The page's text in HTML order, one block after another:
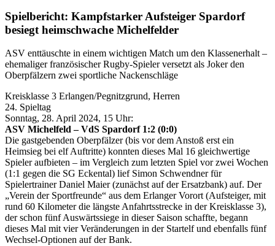
Spielbericht: Kampfstarker Aufsteiger Spardorf
besiegt heimschwache Michelfelder
ASV enttäuschte in einem wichtigen Match um den Klassenerhalt –
ehemaliger französischer Rugby-Spieler versetzt als Joker den
Oberpfälzern zwei sportliche Nackenschläge
Kreisklasse 3 Erlangen/Pegnitzgrund, Herren
24. Spieltag
Sonntag, 28. April 2024, 15 Uhr:
ASV Michelfeld – VdS Spardorf 1:2 (0:0)
Die gastgebenden Oberpfälzer (bis vor dem Anstoß erst ein
Heimsieg bei elf Auftritte) konnten dieses Mal 16 gleichwertige
Spieler aufbieten – im Vergleich zum letzten Spiel vor zwei Wochen
(1:1 gegen die SG Eckental) lief Simon Schwendner für
Spielertrainer Daniel Maier (zunächst auf der Ersatzbank) auf. Der
„Verein der Sportfreunde“ aus dem Erlanger Vorort (Aufsteiger, mit
rund 60 Kilometer die längste Anfahrtsstrecke in der Kreisklasse 3),
der schon fünf Auswärtssiege in dieser Saison schaffte, begann
dieses Mal mit vier Veränderungen in der Startelf und ebenfalls fünf
Wechsel-Optionen auf der Bank.